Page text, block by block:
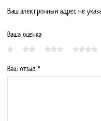
Ваш электронный адрес не
Ваша оценка
Ваш отзыв *